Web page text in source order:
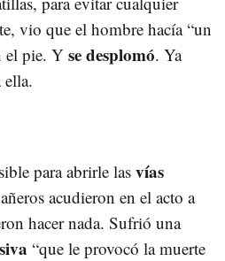
vio que el hombre hacía “un
el pie. Y se desplomó. Ya
ella.
para abrirle las vías
acudieron en el acto a
hacer nada. Sufrió una
“que le provocó la muerte